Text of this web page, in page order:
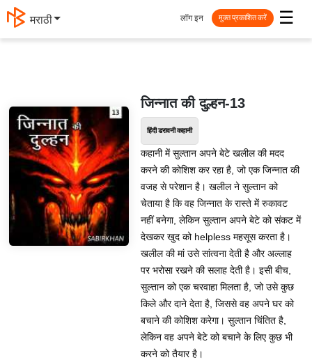
मराठी ☰
लॉग इन मुक्त प्रकाशित करें
जिन्नात की दुल्हन-13
हिंदी डरावनी कहानी
कहानी में सुल्तान अपने बेटे खलील की मदद
करने की कोशिश कर रहा है, जो एक जिन्नात की
वजह से परेशान है। खलील ने सुल्तान को
चेताया है कि वह जिन्नात के रास्ते में रुकावट
नहीं बनेगा, लेकिन सुल्तान अपने बेटे को संकट में
देखकर खुद को helpless महसूस करता है।
खलील की मां उसे सांत्वना देती है और अल्लाह
पर भरोसा रखने की सलाह देती है। इसी बीच,
सुल्तान को एक चरवाहा मिलता है, जो उसे कुछ
किले और दाने देता है, जिससे वह अपने घर को
बचाने की कोशिश करेगा। सुल्तान चिंतित है,
लेकिन वह अपने बेटे को बचाने के लिए कुछ भी
करने को तैयार है।